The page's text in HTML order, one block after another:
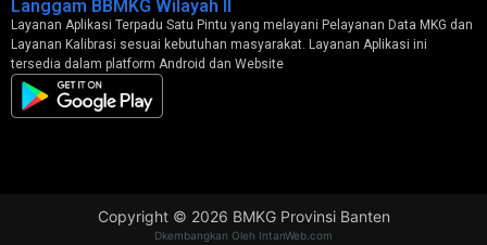
Langgam BBMKG Wilayah II
Layanan Aplikasi Terpadu Satu Pintu yang melayani Pelayanan Data MKG dan
Layanan Kalibrasi sesuai kebutuhan masyarakat. Layanan Aplikasi ini
tersedia dalam platform Android dan Website
Copyright © 2026 BMKG Provinsi Banten
Dkembangkan Oleh IntanWeb.com